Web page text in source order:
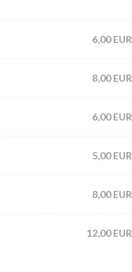
6,00 EUR
8,00 EUR
6,00 EUR
5,00 EUR
8,00 EUR
12,00 EUR